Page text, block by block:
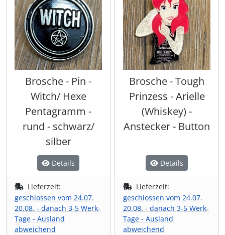
Brosche - Pin -
Witch/ Hexe
Pentagramm -
rund - schwarz/
silber
Details
Lieferzeit:
geschlossen vom 24.07.
20.08. - danach 3-5 Werk-
Tage - Ausland
abweichend
Brosche - Tough
Prinzess - Arielle
(Whiskey) -
Anstecker - Button
Details
Lieferzeit:
geschlossen vom 24.07.
20.08. - danach 3-5 Werk-
Tage - Ausland
abweichend